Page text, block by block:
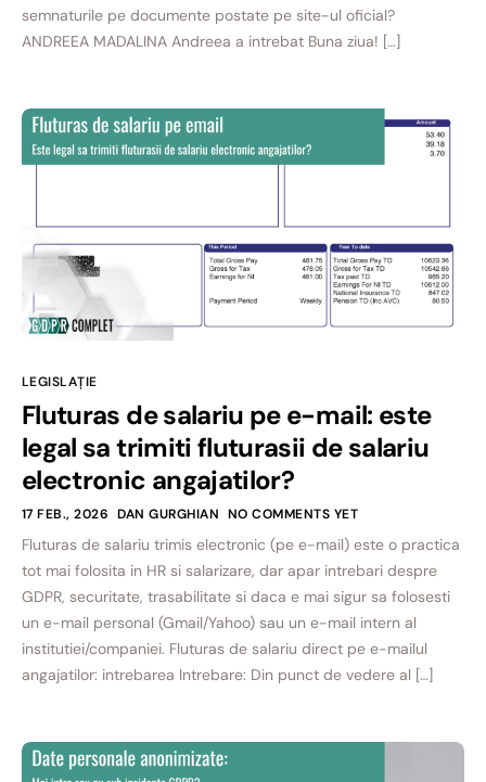
semnaturile pe documente postate pe site-ul oficial?
ANDREEA MADALINA Andreea a intrebat Buna ziua! […]
LEGISLAȚIE
Fluturas de salariu pe e-mail: este
legal sa trimiti fluturasii de salariu
electronic angajatilor?
17 FEB., 2026 DAN GURGHIAN NO COMMENTS YET
Fluturas de salariu trimis electronic (pe e-mail) este o practica
tot mai folosita in HR si salarizare, dar apar intrebari despre
GDPR, securitate, trasabilitate si daca e mai sigur sa folosesti
un e-mail personal (Gmail/Yahoo) sau un e-mail intern al
institutiei/companiei. Fluturas de salariu direct pe e-mailul
angajatilor: intrebarea Intrebare: Din punct de vedere al […]